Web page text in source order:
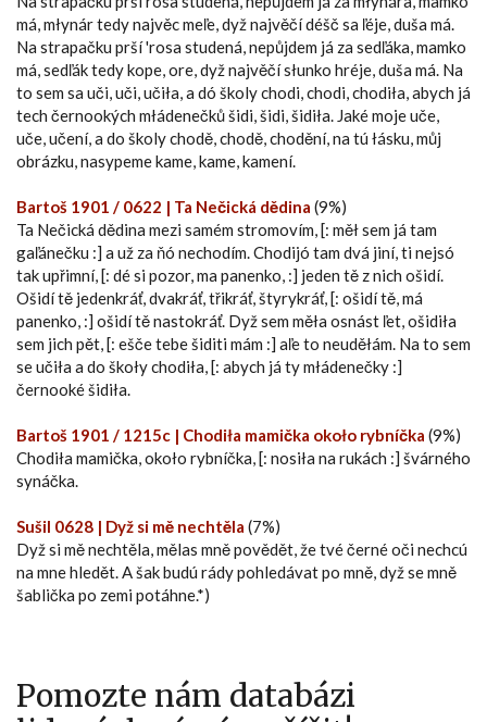
má, młynár tedy najvěc meľe, dyž najvěčí déšč sa ľéje, duša má.
Na strapačku prší 'rosa studená, nepůjdem já za sedľáka, mamko
má, sedľák tedy kope, ore, dyž najvěčí słunko hréje, duša má. Na
to sem sa uči, uči, učiła, a dó školy chodi, chodi, chodiła, abych já
tech černookých młádenečků šidi, šidi, šidiła. Jaké moje uče,
uče, učení, a do školy chodě, chodě, chodění, na tú łásku, můj
obrázku, nasypeme kame, kame, kamení.
Bartoš 1901 / 0622 | Ta Nečická dědina (9%)
Ta Nečická dědina mezi samém stromovím, [: měł sem já tam
gaľánečku :] a už za ňó nechodím. Chodijó tam dvá jiní, ti nejsó
tak upřimní, [: dé si pozor, ma panenko, :] jeden tě z nich ošidí.
Ošidí tě jedenkráť, dvakráť, třikráť, štyrykráť, [: ošidí tě, má
panenko, :] ošidí tě nastokráť. Dyž sem měła osnást ľet, ošidiła
sem jich pět, [: ešče tebe šiditi mám :] aľe to neuděłám. Na to sem
se učiła a do škoły chodiła, [: abych já ty młádenečky :]
černooké šidiła.
Bartoš 1901 / 1215c | Chodiła mamička około rybníčka (9%)
Chodiła mamička, około rybníčka, [: nosiła na rukách :] švárného
synáčka.
Sušil 0628 | Dyž si mě nechtěla (7%)
Dyž si mě nechtěla, mělas mně povědět, že tvé černé oči nechcú
na mne hledět. A šak budú rády pohledávat po mně, dyž se mně
šablička po zemi potáhne.*)
Pomozte nám databázi